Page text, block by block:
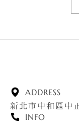
ADDRESS
新北市中和區中
INFO